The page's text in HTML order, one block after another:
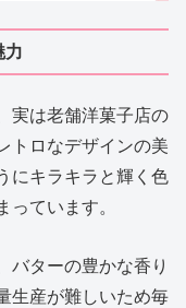
力
実は老舗洋菓子店の
トロなデザインの美
にキラキラと輝く色
っています。
バターの豊かな香り
生産が難しいため毎